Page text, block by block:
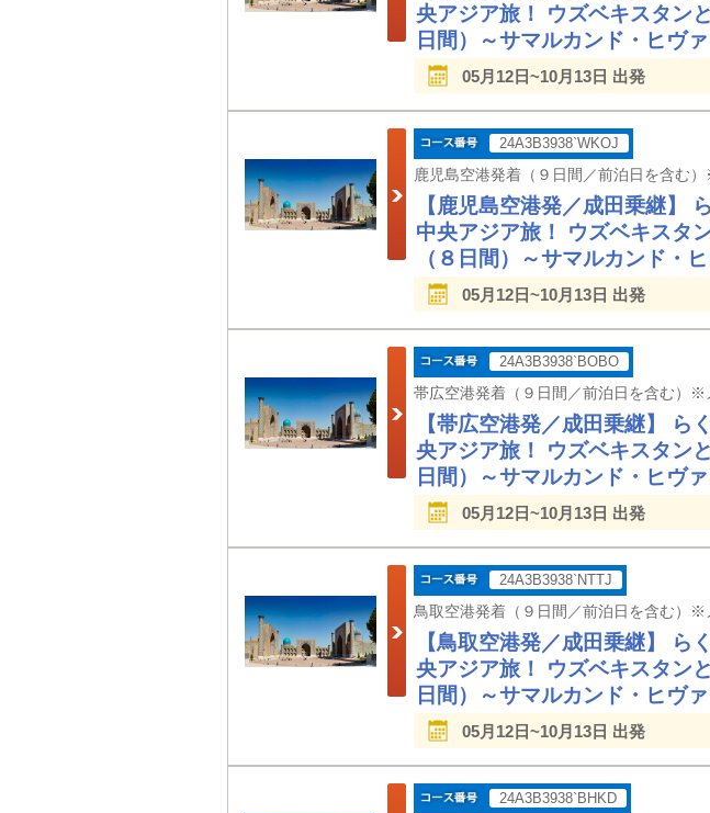
央アジア旅！ ウズベキスタン
日間）～サマルカンド・ヒヴ
05月12日~10月13日 出発
24A3B3938`WKOJ
【鹿児島空港発／成田乗継
中央アジア旅！ ウズベキスタ
（８日間）～サマルカンド・
05月12日~10月13日 出発
24A3B3938`BOBO
【帯広空港発／成田乗継】
央アジア旅！ ウズベキスタン
日間）～サマルカンド・ヒヴ
05月12日~10月13日 出発
24A3B3938`NTTJ
【鳥取空港発／成田乗継】
央アジア旅！ ウズベキスタン
日間）～サマルカンド・ヒヴ
05月12日~10月13日 出発
24A3B3938`BHKD